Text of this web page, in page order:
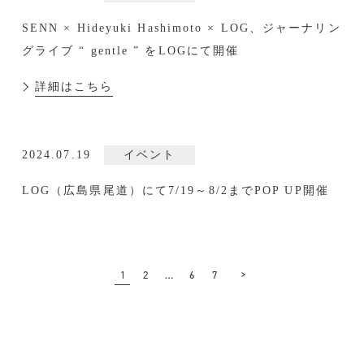
SENN × Hideyuki Hashimoto × LOG、ジャーナリン
グライブ “ gentle ” をLOGにて開催
詳細はこちら
2024.07.19 イベント
LOG（広島県尾道）にて7/19～8/2までPOP UP開催
1 2 … 6 7